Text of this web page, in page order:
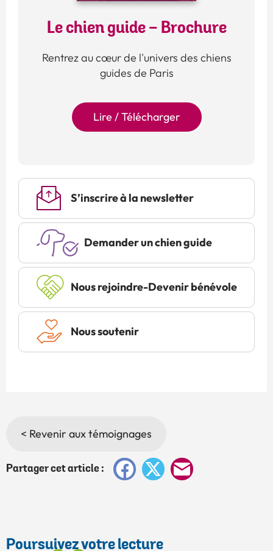
Le chien guide - Brochure
Rentrez au cœur de l'univers des chiens
guides de Paris
Lire / Télécharger
S’inscrire à la newsletter
Demander un chien guide
Nous rejoindre-Devenir bénévole
Nous soutenir
< Revenir aux témoignages
Partager cet article : Facebook
X
Poursuivez votre lecture